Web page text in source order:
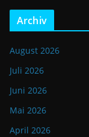
Archiv
August 2026
Juli 2026
Juni 2026
Mai 2026
April 2026